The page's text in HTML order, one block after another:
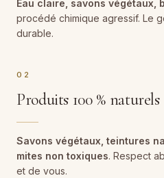
Eau claire, savons végétaux,
procédé chimique agressif. Le
durable.
02
Produits 100 % naturels
Savons végétaux, teintures
mites non toxiques. Respect
et de vous.